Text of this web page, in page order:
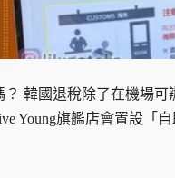
韓國退稅除了在機場可
Young旗艦店會置設「